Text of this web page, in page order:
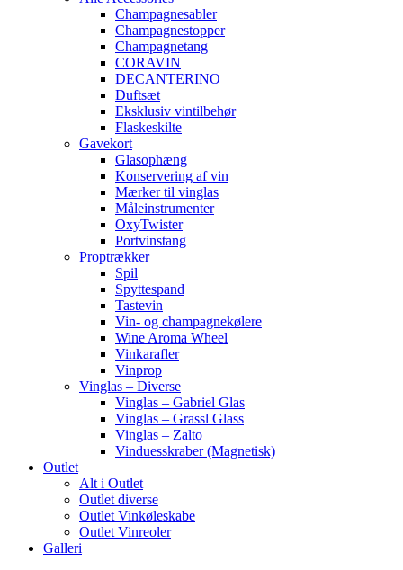
Champagnesabler
Champagnestopper
Champagnetang
CORAVIN
DECANTERINO
Duftsæt
Eksklusiv vintilbehør
Flaskeskilte
Gavekort
Glasophæng
Konservering af vin
Mærker til vinglas
Måleinstrumenter
OxyTwister
Portvinstang
Proptrækker
Spil
Spyttespand
Tastevin
Vin- og champagnekølere
Wine Aroma Wheel
Vinkarafler
Vinprop
Vinglas – Diverse
Vinglas – Gabriel Glas
Vinglas – Grassl Glass
Vinglas – Zalto
Vinduesskraber (Magnetisk)
Outlet
Alt i Outlet
Outlet diverse
Outlet Vinkøleskabe
Outlet Vinreoler
Galleri